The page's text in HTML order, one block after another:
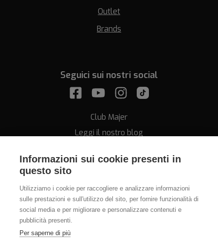
Informazioni sui cookie presenti in
questo sito
Utilizziamo i cookie per raccogliere e analizzare informazioni
sulle prestazioni e sull'utilizzo del sito, per fornire funzionalità di
social media e per migliorare e personalizzare contenuti e
pubblicità presenti.
Per saperne di più
Outlet
Brands
Seguici sui nostri social
Club Majer
Leggi il nostro blog
Assistenza